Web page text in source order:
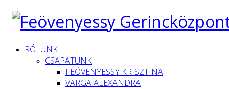
RÓLUNK
CSAPATUNK
FEÖVENYESSY KRISZTINA
VARGA ALEXANDRA